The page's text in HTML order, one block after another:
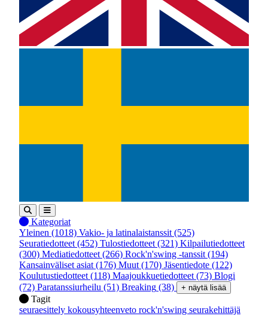
Kategoriat
Yleinen (1018) Vakio- ja latinalaistanssit (525)
Seuratiedotteet (452) Tulostiedotteet (321) Kilpailutiedotteet
(300) Mediatiedotteet (266) Rock'n'swing -tanssit (194)
Kansainväliset asiat (176) Muut (170) Jäsentiedote (122)
Koulutustiedotteet (118) Maajoukkuetiedotteet (73) Blogi
(72) Paratanssiurheilu (51) Breaking (38) + näytä lisää
Tagit
seuraesittely kokousyhteenveto rock'n'swing seurakehittäjä